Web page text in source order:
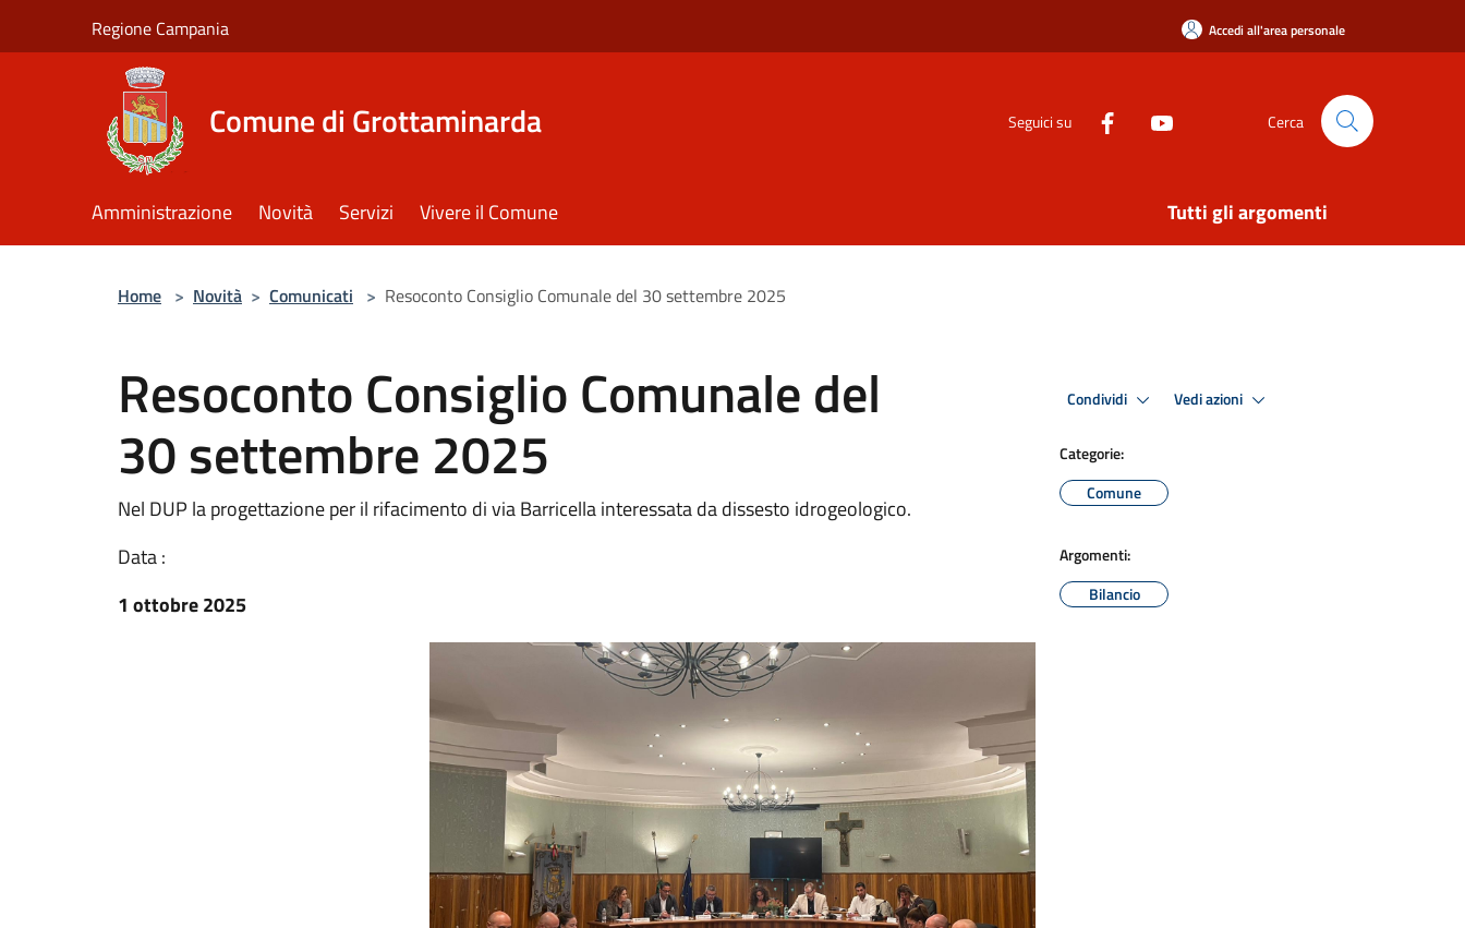
Regione Campania Accedi all'area personale
Comune di Grottaminarda Seguici su Cerca
Amministrazione Novità Servizi Vivere il Comune Tutti gli argomenti
Home > Novità > Comunicati > Resoconto Consiglio Comunale del 30 settembre 2025
Resoconto Consiglio Comunale del
30 settembre 2025
Nel DUP la progettazione per il rifacimento di via Barricella interessata da dissesto idrogeologico.
Data :
1 ottobre 2025
Condividi Vedi azioni
Categorie:
Comune
Argomenti:
Bilancio